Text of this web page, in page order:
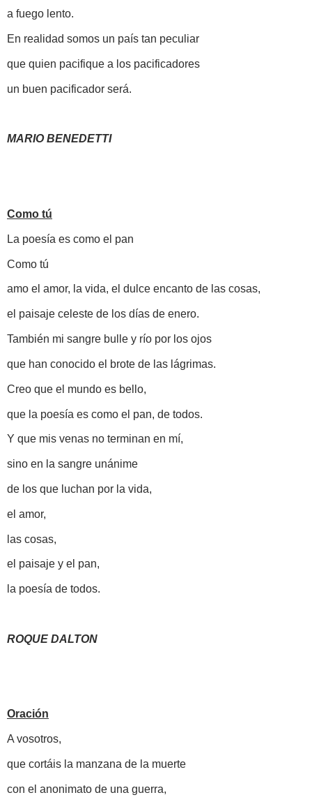
a fuego lento.
En realidad somos un país tan peculiar
que quien pacifique a los pacificadores
un buen pacificador será.
MARIO BENEDETTI
Como tú
La poesía es como el pan
Como tú
amo el amor, la vida, el dulce encanto de las cosas,
el paisaje celeste de los días de enero.
También mi sangre bulle y río por los ojos
que han conocido el brote de las lágrimas.
Creo que el mundo es bello,
que la poesía es como el pan, de todos.
Y que mis venas no terminan en mí,
sino en la sangre unánime
de los que luchan por la vida,
el amor,
las cosas,
el paisaje y el pan,
la poesía de todos.
ROQUE DALTON
Oración
A vosotros,
que cortáis la manzana de la muerte
con el anonimato de una guerra,